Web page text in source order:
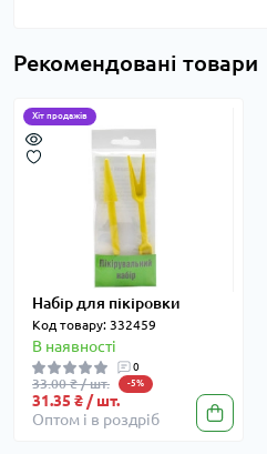
Рекомендовані товари
Хіт продажів
Набір для пікіровки
Код товару: 332459
В наявності
0
33.00 ₴ / шт. -5%
31.35 ₴ / шт.
Оптом і в роздріб